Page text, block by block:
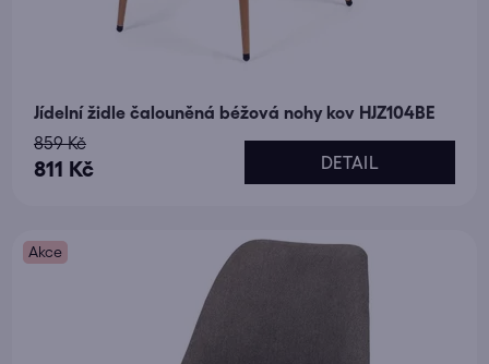
Jídelní židle čalouněná béžová nohy kov HJZ104BE
811 Kč
859 Kč
DETAIL
Akce